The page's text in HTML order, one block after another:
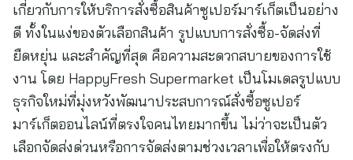
เกี่ยวกับการให้บริการสั่งซื้อสินค้าซูเปอร์มาร์เก็ตเป็นอย่าง
ดี ทั้งในแง่ของตัวเลือกสินค้า รูปแบบการสั่งซื้อ-จัดส่งที่
ยืดหยุ่น และสำคัญที่สุด คือความสะดวกสบายของการใช้
งาน โดย HappyFresh Supermarket เป็นโมเดลรูปแบบ
ธุรกิจใหม่ที่มุ่งหวังพัฒนาประสบการณ์สั่งซื้อซูเปอร์
มาร์เก็ตออนไลน์ที่ตรงใจคนไทยมากขึ้น ไม่ว่าจะเป็นตัว
เลือกจัดส่งด่วนหรือการจัดส่งตามช่วงเวลาเพื่อให้ตรงกับ